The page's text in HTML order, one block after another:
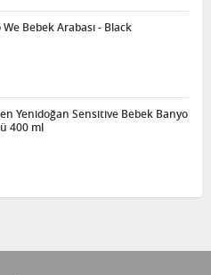
Bebek Arabası - Black
Yenidoğan Sensitive Bebek Banyo
400 ml